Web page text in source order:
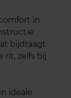
in
bijdraagt
rit, zelfs bij
ideale